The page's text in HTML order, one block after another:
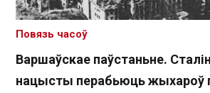
Варшаўскае паўстаньне.
нацысты перабьюць жыхароў
Повязь часоў